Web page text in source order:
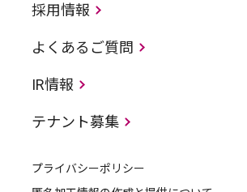
採用情報
よくあるご質問
IR情報
テナント募集
プライバシーポリシー